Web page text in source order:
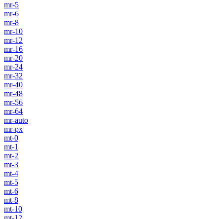
mr-5
mr-6
mr-8
mr-10
mr-12
mr-16
mr-20
mr-24
mr-32
mr-40
mr-48
mr-56
mr-64
mr-auto
mr-px
mt-0
mt-1
mt-2
mt-3
mt-4
mt-5
mt-6
mt-8
mt-10